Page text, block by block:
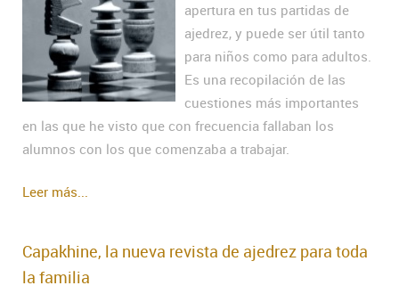
apertura en tus partidas de
ajedrez, y puede ser útil tanto
para niños como para adultos.
Es una recopilación de las
cuestiones más importantes
en las que he visto que con frecuencia fallaban los
alumnos con los que comenzaba a trabajar.
Leer más...
Capakhine, la nueva revista de ajedrez para toda
la familia